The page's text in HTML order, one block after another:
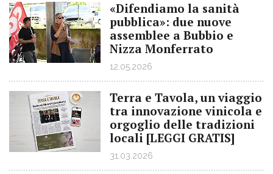
«Difendiamo la sanità
pubblica»: due nuove
assemblee a Bubbio e
Nizza Monferrato
12.05.2026
Terra e Tavola, un viaggio
tra innovazione vinicola e
orgoglio delle tradizioni
locali [LEGGI GRATIS]
31.03.2026